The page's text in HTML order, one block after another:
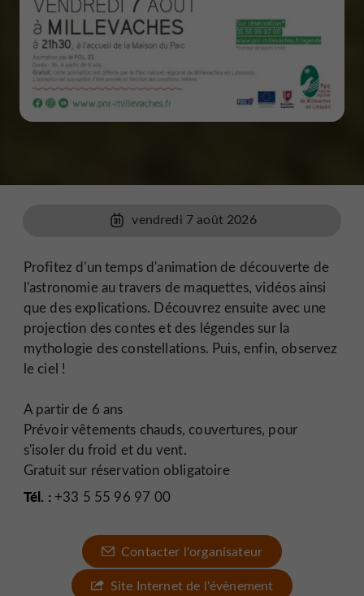
vendredi 7 août 2026
Profitez d'un temps d'animation de découverte de
l'astronomie au travers de maquettes, vidéos ainsi
que des explications. Découvrez ensuite avec une
projection des contes et des légendes sur la
mythologie des constellations. Puis, enfin, observez
le ciel !
A partir de 6 ans
Prévoir vêtements chauds, couvertures, pour
s'isoler du froid et du vent.
Gratuit sur réservation obligatoire
Tél. :+33 5 55 96 97 00
Contacter l'organisateur
Site Internet de l'évènement